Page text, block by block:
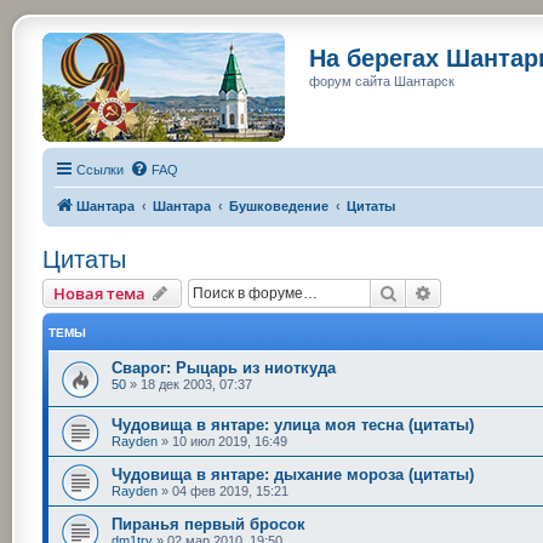
На берегах
форум сайта Шантарск
Ссылки FAQ
Шантара Шантара Бушковедение Цитаты
Цитаты
Новая тема Поиск
ТЕМЫ
Сварог: Рыцарь из ниоткуда
50 » 18 дек 2003, 07:37
Чудовища в янтаре: улица моя тесна (цитаты)
Rayden » 10 июл 2019, 16:49
Чудовища в янтаре: дыхание мороза (цитаты)
Rayden » 04 фев 2019, 15:21
Пиранья первый бросок